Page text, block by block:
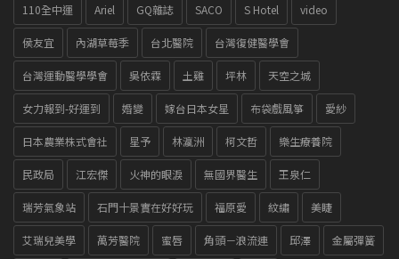
110全中運 Ariel GQ雜誌 SACO S Hotel video
侯友宜 內湖草莓季 台北醫院 台灣復健醫學會
台灣運動醫學學會 吳依霖 土雞 坪林 天空之城
女力報到-好運到 婚變 嫁台日本女星 布袋戲風箏 愛紗
日本農業株式會社 星予 林瀛洲 柯文哲 樂生療養院
民政局 江宏傑 火神的眼淚 無國界醫生 王泉仁
瑞芳氣象站 石門十景實在好好玩 福原愛 紋繡 美睫
艾瑞兒美學 萬芳醫院 蜜唇 角頭－浪流連 邱澤 金屬彈簧